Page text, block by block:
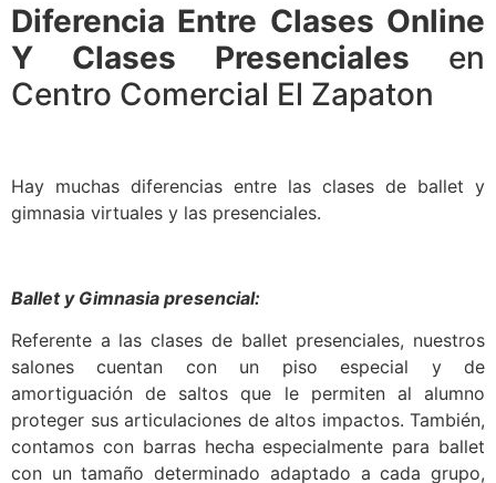
Diferencia Entre Clases Online
Y Clases Presenciales en
Centro Comercial El Zapaton
Hay muchas diferencias entre las clases de ballet y
gimnasia virtuales y las presenciales.
Ballet y Gimnasia presencial:
Referente a las clases de ballet presenciales, nuestros
salones cuentan con un piso especial y de
amortiguación de saltos que le permiten al alumno
proteger sus articulaciones de altos impactos. También,
contamos con barras hecha especialmente para ballet
con un tamaño determinado adaptado a cada grupo,